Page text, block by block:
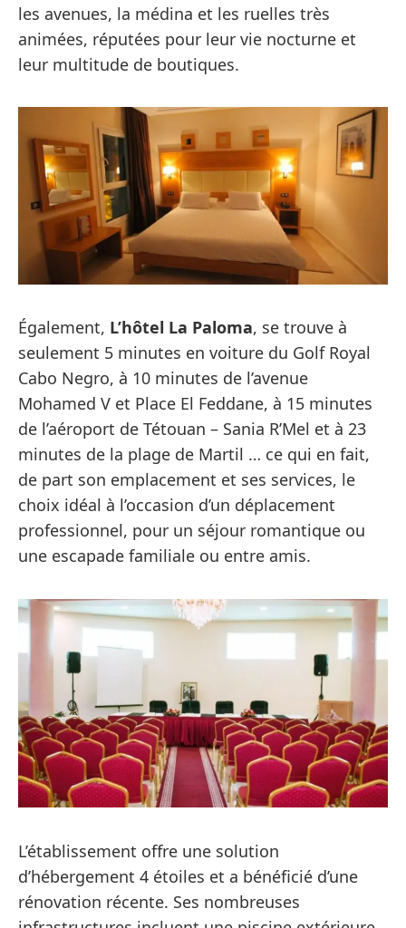
les avenues, la médina et les ruelles très
animées, réputées pour leur vie nocturne et
leur multitude de boutiques.
Également, L’hôtel La Paloma, se trouve à
seulement 5 minutes en voiture du Golf Royal
Cabo Negro, à 10 minutes de l’avenue
Mohamed V et Place El Feddane, à 15 minutes
de l’aéroport de Tétouan – Sania R’Mel et à 23
minutes de la plage de Martil … ce qui en fait,
de part son emplacement et ses services, le
choix idéal à l’occasion d’un déplacement
professionnel, pour un séjour romantique ou
une escapade familiale ou entre amis.
L’établissement offre une solution
d’hébergement 4 étoiles et a bénéficié d’une
rénovation récente. Ses nombreuses